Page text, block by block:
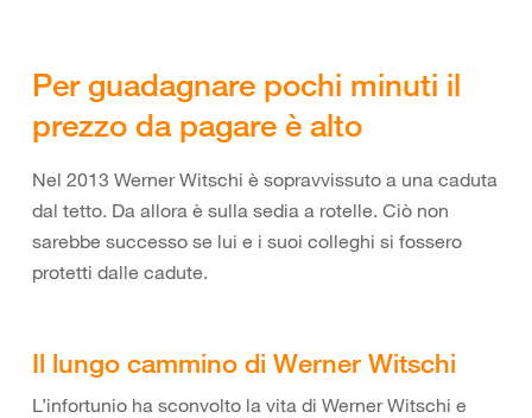
Per guadagnare pochi minuti il
prezzo da pagare è alto
Nel 2013 Werner Witschi è sopravvissuto a una caduta
dal tetto. Da allora è sulla sedia a rotelle. Ciò non
sarebbe successo se lui e i suoi colleghi si fossero
protetti dalle cadute.
Il lungo cammino di Werner Witschi
L’infortunio ha sconvolto la vita di Werner Witschi e